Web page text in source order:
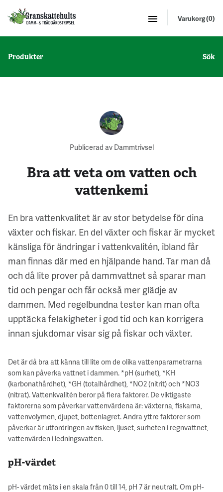
Varukorg (0)
Produkter Sök
Publicerad av Dammtrivsel
Bra att veta om vatten och
vattenkemi
En bra vattenkvalitet är av stor betydelse för dina
växter och fiskar. En del växter och fiskar är mycket
känsliga för ändringar i vattenkvalitén, ibland får
man finnas där med en hjälpande hand. Tar man då
och då lite prover på dammvattnet så sparar man
tid och pengar och får också mer glädje av
dammen. Med regelbundna tester kan man ofta
upptäcka felakigheter i god tid och kan korrigera
innan sjukdomar visar sig på fiskar och växter.
Det är då bra att känna till lite om de olika vattenparametrarna
som kan påverka vattnet i dammen. *pH (surhet), *KH
(karbonathårdhet), *GH (totalhårdhet), *NO2 (nitrit) och *NO3
(nitrat). Vattenkvalitén beror på flera faktorer. De viktigaste
faktorerna som påverkar vattenvärdena är: växterna, fiskarna,
vattenvolymen, djupet, bottenlagret. Andra yttre faktorer som
påverkar är utfordringen av fisken, ljuset, surheten i regnvattnet,
vattenvärden i ledningsvatten.
pH-värdet
pH- värdet mäts i en skala från 0 till 14, pH 7 är neutralt. Om pH-